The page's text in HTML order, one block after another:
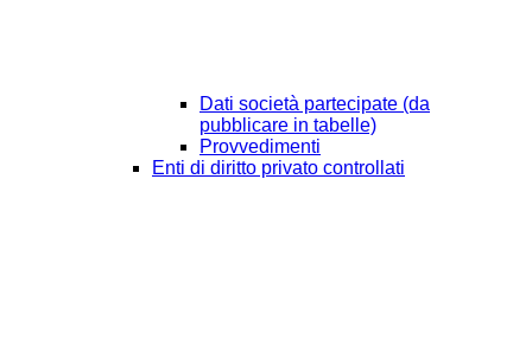
Dati società partecipate (da
pubblicare in tabelle)
Provvedimenti
Enti di diritto privato controllati